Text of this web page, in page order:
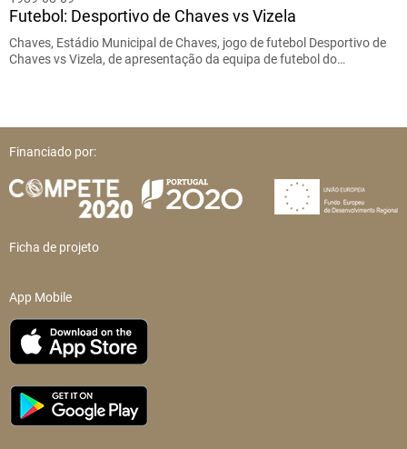
Futebol: Desportivo de Chaves vs Vizela
Chaves, Estádio Municipal de Chaves, jogo de futebol Desportivo de
Chaves vs Vizela, de apresentação da equipa de futebol do…
Financiado por:
Ficha de projeto
App Mobile